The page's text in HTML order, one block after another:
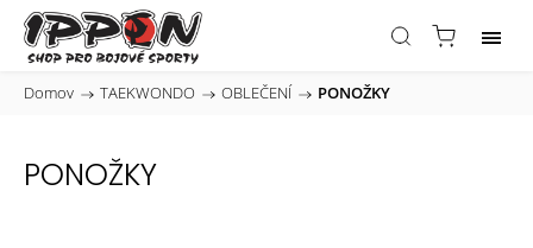
Domov / TAEKWONDO / OBLEČENÍ / PONOŽKY
PONOŽKY